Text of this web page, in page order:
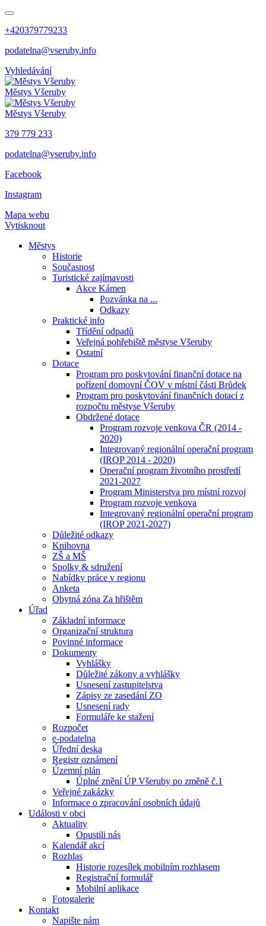
+420379779233
podatelna@vseruby.info
Vyhledávání
Městys Všeruby
Městys Všeruby
379 779 233
podatelna@vseruby.info
Facebook
Instagram
Mapa webu
Vytisknout
Městys
Historie
Současnost
Turistické zajímavosti
Akce Kámen
Pozvánka na ...
Odkazy
Praktické info
Třídění odpadů
Veřejná pohřebiště městyse Všeruby
Ostatní
Dotace
Program pro poskytování finanční dotace na
pořízení domovní ČOV v místní části Brůdek
Program pro poskytování finančních dotací z
rozpočtu městyse Všeruby
Obdržené dotace
Program rozvoje venkova ČR (2014 -
2020)
Integrovaný regionální operační program
(IROP 2014 - 2020)
Operační program životního prostředí
2021-2027
Program Ministerstva pro místní rozvoj
Program rozvoje venkova
Integrovaný regionální operační program
(IROP 2021-2027)
Důležité odkazy
Knihovna
ZŠ a MŠ
Spolky & sdružení
Nabídky práce v regionu
Anketa
Obytná zóna Za hřištěm
Úřad
Základní informace
Organizační struktura
Povinné informace
Dokumenty
Vyhlášky
Důležité zákony a vyhlášky
Usnesení zastupitelstva
Zápisy ze zasedání ZO
Usnesení rady
Formuláře ke stažení
Rozpočet
e-podatelna
Úřední deska
Registr oznámení
Územní plán
Úplné znění ÚP Všeruby po změně č.1
Veřejné zakázky
Informace o zpracování osobních údajů
Události v obci
Aktuality
Opustili nás
Kalendář akcí
Rozhlas
Historie rozesílek mobilním rozhlasem
Registrační formulář
Mobilní aplikace
Fotogalerie
Kontakt
Napište nám